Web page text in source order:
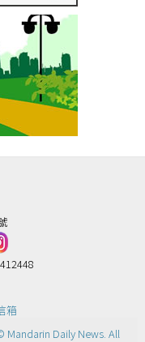
箱
Daily News. All